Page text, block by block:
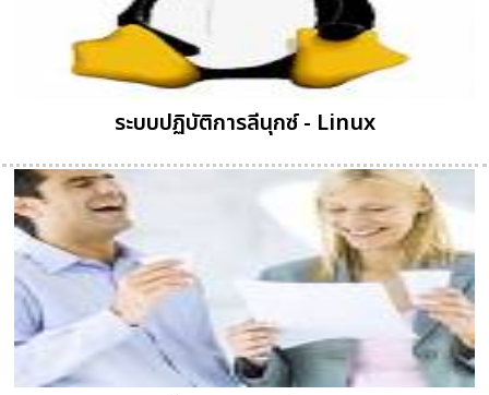
ระบบปฏิบัติการลีนุกซ์ - Linux